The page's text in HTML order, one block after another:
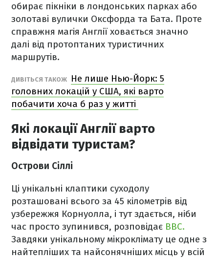
обирає пікніки в лондонських парках або
золотаві вулички Оксфорда та Бата. Проте
справжня магія Англії ховається значно
далі від протоптаних туристичних
маршрутів.
ДИВІТЬСЯ ТАКОЖ
Не лише Нью-Йорк: 5
головних локацій у США, які варто
побачити хоча б раз у житті
Які локації Англії варто
відвідати туристам?
Острови Сіллі
Ці унікальні клаптики суходолу
розташовані всього за 45 кілометрів від
узбережжя Корнуолла, і тут здається, ніби
час просто зупинився, розповідає BBC.
Завдяки унікальному мікроклімату це одне з
найтепліших та найсонячніших місць у всій